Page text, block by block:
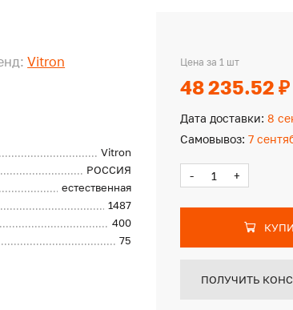
Vitron
Vitron
РОССИЯ
естественная
1487
400
75
Цена за 1 шт
48 235.52 ₽
Дата доставки: 8
Самовывоз: 7
- +
ПОЛУЧИТЬ